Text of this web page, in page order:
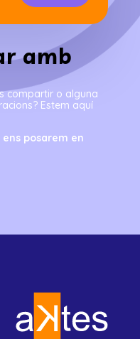
amb
compartir o alguna
Estem aquí
posarem en